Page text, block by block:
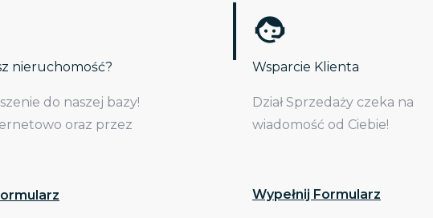
nieruchomość?
do naszej bazy!
oraz przez
Wsparcie Klienta
Dział Sprzedaży czeka na
wiadomość od Ciebie!
Wypełnij Formularz